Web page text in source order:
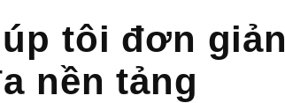
tôi đơn giản
nền tảng